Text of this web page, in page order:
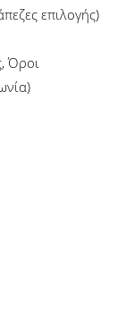
επιλογής)
Όροι